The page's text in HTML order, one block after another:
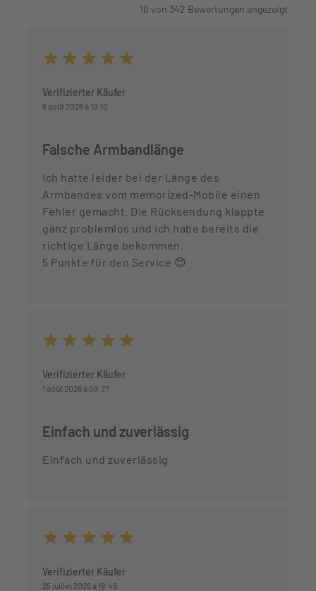
10 von 342 Bewertungen angezeigt
Verifizierter Käufer
6 août 2026 à 19:10
Falsche Armbandlänge
Ich hatte leider bei der Länge des
Armbandes vom memorized-Mobile einen
Fehler gemacht. Die Rücksendung klappte
ganz problemlos und ich habe bereits die
richtige Länge bekommen.
5 Punkte für den Service 😊
Verifizierter Käufer
1 août 2026 à 09:27
Einfach und zuverlässig
Einfach und zuverlässig
Verifizierter Käufer
25 juillet 2026 à 19:46